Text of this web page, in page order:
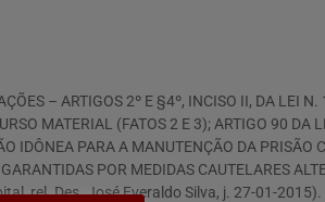
– ARTIGOS 2º E §4º, INCISO II, DA LEI
MATERIAL (FATOS 2 E 3); ARTIGO 90
IDÔNEA PARA A MANUTENÇÃO DA PRISÃO
POR MEDIDAS CAUTELARES
rel. Des. José Everaldo Silva, j. 27-01-2015).